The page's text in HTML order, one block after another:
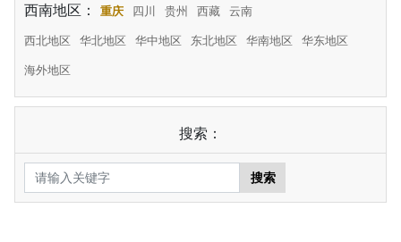
西南地区： 重庆 四川 贵州 西藏 云南
西北地区 华北地区 华中地区 东北地区 华南地区 华东地区
海外地区
搜索：
搜索